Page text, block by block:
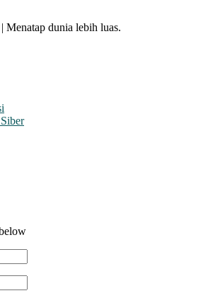
| Menatap dunia lebih luas.